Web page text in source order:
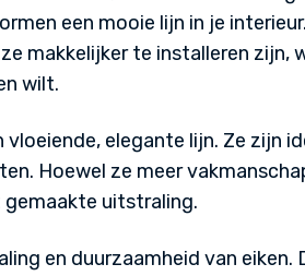
een mooie lijn in je
makkelijker te installeren zijn,
wilt.
vloeiende, elegante lijn. Ze zijn
Hoewel ze meer
gemaakte uitstraling.
en duurzaamheid van eiken.